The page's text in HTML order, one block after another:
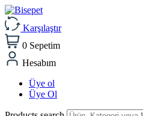
Karşılaştır
0 Sepetim
Hesabım
Üye ol
Üye Ol